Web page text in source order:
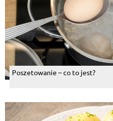
Poszetowanie – co to jest?